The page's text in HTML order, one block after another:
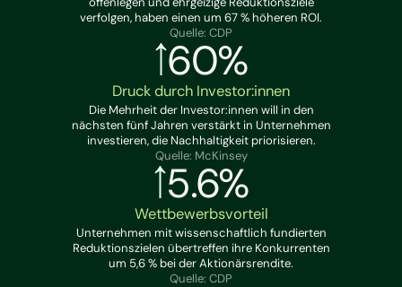
verfolgen, haben einen um 67 % höheren ROI.
Quelle: CDP
60%
Druck durch Investor:innen
Die Mehrheit der Investor:innen will in den
nächsten fünf Jahren verstärkt in Unternehmen
investieren, die Nachhaltigkeit priorisieren.
Quelle: McKinsey
5.6%
Wettbewerbsvorteil
Unternehmen mit wissenschaftlich fundierten
Reduktionszielen übertreffen ihre Konkurrenten
um 5,6 % bei der Aktionärsrendite.
Quelle: CDP